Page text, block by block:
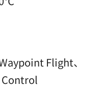
Flight、
Control